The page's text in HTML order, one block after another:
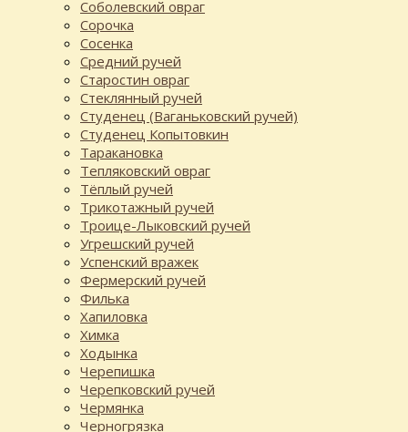
Соболевский овраг
Сорочка
Сосенка
Средний ручей
Старостин овраг
Стеклянный ручей
Студенец (Ваганьковский ручей)
Студенец Копытовкин
Таракановка
Тепляковский овраг
Тёплый ручей
Трикотажный ручей
Троице-Лыковский ручей
Угрешский ручей
Успенский вражек
Фермерский ручей
Филька
Хапиловка
Химка
Ходынка
Черепишка
Черепковский ручей
Чермянка
Черногрязка